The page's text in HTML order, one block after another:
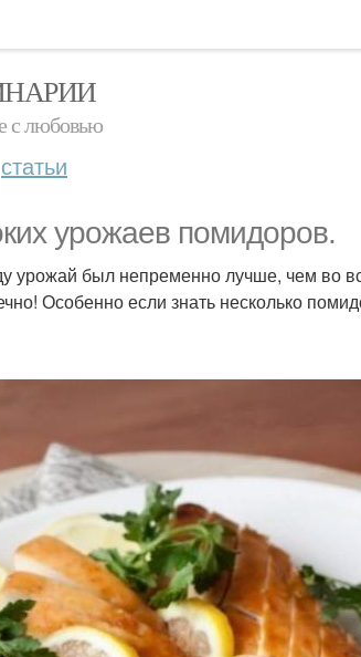
с любовью
статьи
урожаев помидоров.
урожай был непременно лучше, чем во
Особенно если знать несколько